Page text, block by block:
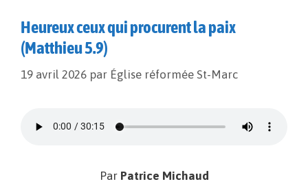
Heureux ceux qui procurent la paix
(Matthieu 5.9)
19 avril 2026 par Église réformée St-Marc
Par Patrice Michaud